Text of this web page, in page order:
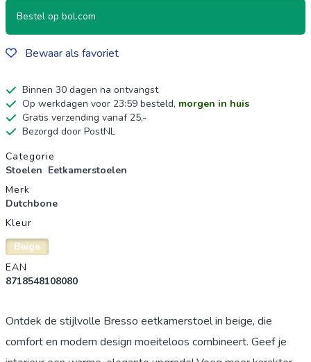
Bestel op bol.com
Bewaar als favoriet
Binnen 30 dagen na ontvangst
Op werkdagen voor 23:59 besteld, morgen in huis
Gratis verzending vanaf 25,-
Bezorgd door PostNL
Productgegevens
Categorie
Stoelen Eetkamerstoelen
Merk
Dutchbone
Kleur
Beige
EAN
8718548108080
Ontdek de stijlvolle Bresso eetkamerstoel in beige, die
comfort en modern design moeiteloos combineert. Geef je